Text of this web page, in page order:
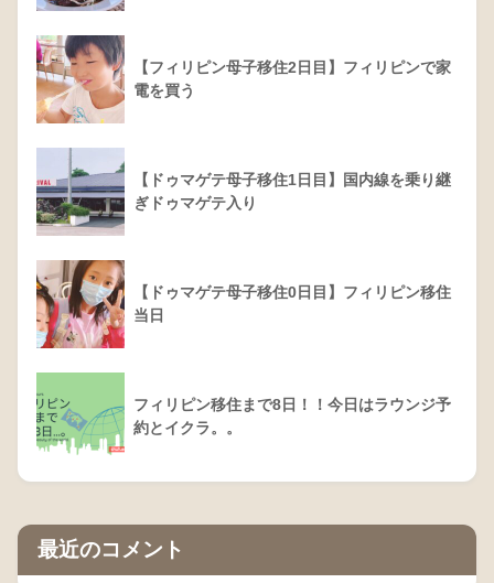
【フィリピン母子移住2日目】フィリピンで家
電を買う
【ドゥマゲテ母子移住1日目】国内線を乗り継
ぎドゥマゲテ入り
【ドゥマゲテ母子移住0日目】フィリピン移住
当日
フィリピン移住まで8日！！今日はラウンジ予
約とイクラ。。
最近のコメント